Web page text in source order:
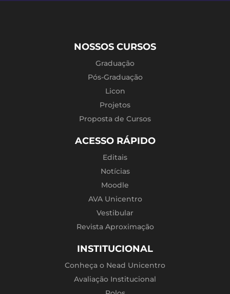
NOSSOS CURSOS
Graduação
Pós-Graduação
Licon
Projetos
Proposta de Cursos
ACESSO RÁPIDO
Editais
Notícias
Moodle
AVA Unicentro
Vestibular
Revista Aproximação
INSTITUCIONAL
Conheça o Nead Unicentro
Avaliação Institucional